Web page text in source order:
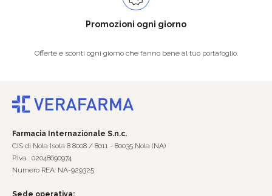
Promozioni ogni giorno
Offerte e sconti ogni giorno che fanno bene al tuo portafoglio.
Farmacia Internazionale S.n.c.
CIS di Nola Isola 8 8008 / 8011 - 80035 Nola (NA)
P.Iva : 02048690974
Numero REA: NA-929325
Sede operativa: